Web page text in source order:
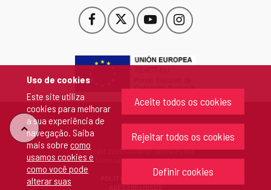
Uso de cookies
Este site utiliza
cookies para melhorar
a sua experiência de
navegação. Saiba
mais sobre como
usamos cookies e
como você pode
alterar suas
Aceite todos os cookies
Rejeitar todos os cookies
Definir cookies
Facebook
Este
enlace
abrirá
nueva.
Este
enlace
abrirá
ventana
nueva.
YouTube
Este
enlace
abrirá
ventana
nueva.
Instagram
Este
enlace
abrirá
nueva.
"Voltar
ao
topo"
Copyright 2026 - Junta de Castela e Leão
Todos os direitos reservados
POLÍTICA DE COOKIES
ACESSIBILIDADE